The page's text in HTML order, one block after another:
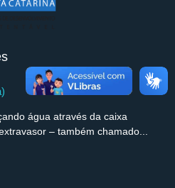
água através da caixa
– também chamado...